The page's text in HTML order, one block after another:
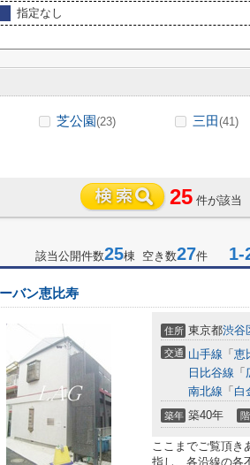
指定なし
芝公園(23) 三田(41)
25 件が該当
該当公開件数25棟 空き数27件 1-
バン恵比寿
住所 東京都渋谷
交通 山手線 「 恵
日比谷線 「
南北線 「 白
築年 築40年
ここまでご覧頂き
指し、各沿線の各